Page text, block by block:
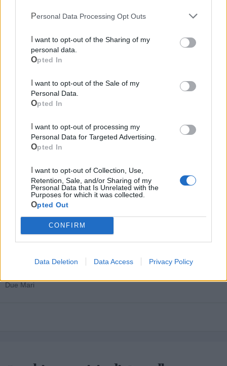
Personal Data Processing Opt Outs
personal data.
Opted In
Personal Data.
Opted In
Personal Data for Targeted Advertising.
Opted In
Retention, Sale, and/or Sharing of my
Personal Data that Is Unrelated with the
Purposes for which it was collected.
Opted Out
CONFIRM
Data Deletion Data Access Privacy Policy
Mondo CIA
Cia Agricoltori Italiani | Puglia - Area Due
Due Mari